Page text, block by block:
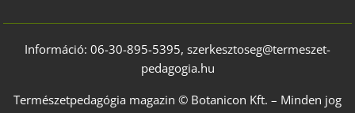
Információ: 06-30-895-5395, szerkesztoseg@termeszet-
pedagogia.hu
Természetpedagógia magazin © Botanicon Kft. – Minden jog